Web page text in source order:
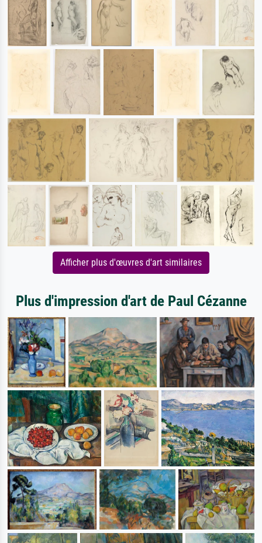
Afficher plus d'œuvres d'art similaires
Plus d'impression d'art de Paul Cézanne